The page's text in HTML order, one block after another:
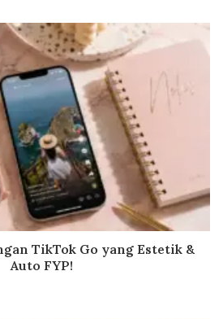
TikTok Go yang Estetik &
Auto FYP!